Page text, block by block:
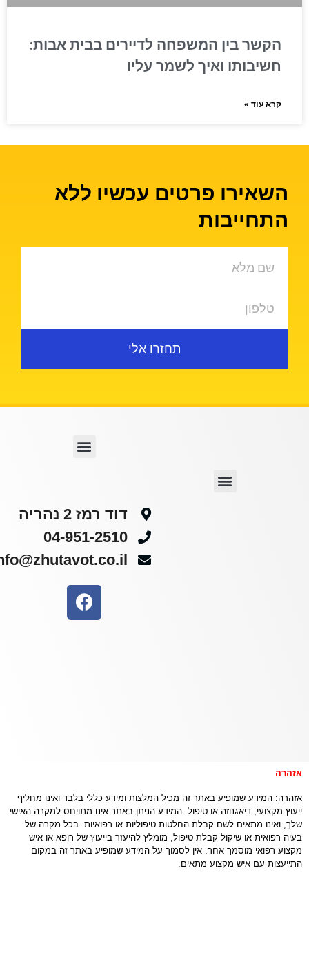
הקשר בין המשפחה לדיירים בבית אבות:
חשיבותו ואיך לשמר עליו
קרא עוד »
השאירו פרטים עכשיו ללא
התחייבות
תחזרו אלי
דוד רמז 2 נהריה
04-951-2510
info@zhutavot.co.il
אזהרה
אזהרה: המידע שמופיע באתר זה מכיל המלצות ומידע כללי בלבד ואינו מחליף
ייעוץ מקצועי, דיאגנוזה או טיפול. המידע הניתן באתר אינו מתויחס למקרה האישי
שלך, ואינו מתאים לשם קבלת החלטות טיפוליות או רפואיות. בכל מקרה של
בעיה רפואית או שיקול קבלת טיפול, מומלץ להיעזר בייעוץ של רופא או איש
מקצוע רפואי מוסמך אחר. אין לסמוך על המידע שמופיע באתר זה במקום
התייעצות עם איש מקצוע מתאים.